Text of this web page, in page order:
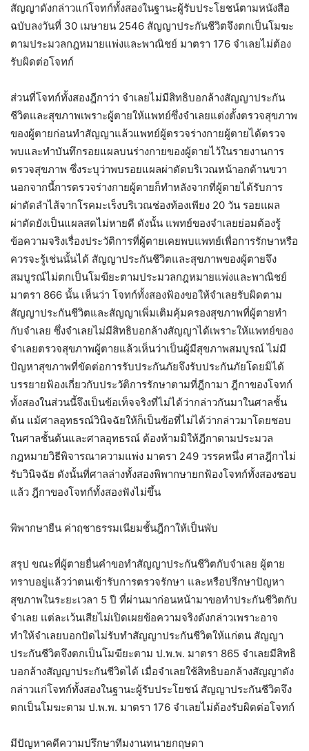
สัญญาดังกล่าวแก่โจทก์ทั้งสองในฐานะผู้รับประโยชน์ตามหนังสือ
ฉบับลงวันที่ 30 เมษายน 2546 สัญญาประกันชีวิตจึงตกเป็นโมฆะ
ตามประมวลกฎหมายแพ่งและพาณิชย์ มาตรา 176 จำเลยไม่ต้อง
รับผิดต่อโจทก์
ส่วนที่โจทก์ทั้งสองฎีกาว่า จำเลยไม่มีสิทธิบอกล้างสัญญาประกัน
ชีวิตและสุขภาพเพราะผู้ตายให้แพทย์ซึ่งจำเลยแต่งตั้งตรวจสุขภาพ
ของผู้ตายก่อนทำสัญญาแล้วแพทย์ผู้ตรวจร่างกายผู้ตายได้ตรวจ
พบและทำบันทึกรอยแผลบนร่างกายของผู้ตายไว้ในรายงานการ
ตรวจสุขภาพ ซึ่งระบุว่าพบรอยแผลผ่าตัดบริเวณหน้าอกด้านขวา
นอกจากนี้การตรวจร่างกายผู้ตายก็ทำหลังจากที่ผู้ตายได้รับการ
ผ่าตัดลำไส้จากโรคมะเร็งบริเวณช่องท้องเพียง 20 วัน รอยแผล
ผ่าตัดยังเป็นแผลสดไม่หายดี ดังนั้น แพทย์ของจำเลยย่อมต้องรู้
ข้อความจริงเรื่องประวัติการที่ผู้ตายเคยพบแพทย์เพื่อการรักษาหรือ
ควรจะรู้เช่นนั้นได้ สัญญาประกันชีวิตและสุขภาพของผู้ตายจึง
สมบูรณ์ไม่ตกเป็นโมฆียะตามประมวลกฎหมายแพ่งและพาณิชย์
มาตรา 866 นั้น เห็นว่า โจทก์ทั้งสองฟ้องขอให้จำเลยรับผิดตาม
สัญญาประกันชีวิตและสัญญาเพิ่มเติมคุ้มครองสุขภาพที่ผู้ตายทำ
กับจำเลย ซึ่งจำเลยไม่มีสิทธิบอกล้างสัญญาได้เพราะให้แพทย์ของ
จำเลยตรวจสุขภาพผู้ตายแล้วเห็นว่าเป็นผู้มีสุขภาพสมบูรณ์ ไม่มี
ปัญหาสุขภาพที่ขัดต่อการรับประกันภัยจึงรับประกันภัยโดยมิได้
บรรยายฟ้องเกี่ยวกับประวัติการรักษาตามที่ฎีกามา ฎีกาของโจทก์
ทั้งสองในส่วนนี้จึงเป็นข้อเท็จจริงที่ไม่ได้ว่ากล่าวกันมาในศาลชั้น
ต้น แม้ศาลอุทธรณ์วินิจฉัยให้ก็เป็นข้อที่ไม่ได้ว่ากล่าวมาโดยชอบ
ในศาลชั้นต้นและศาลอุทธรณ์ ต้องห้ามมิให้ฎีกาตามประมวล
กฎหมายวิธีพิจารณาความแพ่ง มาตรา 249 วรรคหนึ่ง ศาลฎีกาไม่
รับวินิจฉัย ดังนั้นที่ศาลล่างทั้งสองพิพากษายกฟ้องโจทก์ทั้งสองชอบ
แล้ว ฎีกาของโจทก์ทั้งสองฟังไม่ขึ้น
พิพากษายืน ค่าฤชาธรรมเนียมชั้นฎีกาให้เป็นพับ
สรุป ขณะที่ผู้ตายยื่นคำขอทำสัญญาประกันชีวิตกับจำเลย ผู้ตาย
ทราบอยู่แล้วว่าตนเข้ารับการตรวจรักษา และหรือปรึกษาปัญหา
สุขภาพในระยะเวลา 5 ปี ที่ผ่านมาก่อนหน้ามาขอทำประกันชีวิตกับ
จำเลย แต่ละเว้นเสียไม่เปิดเผยข้อความจริงดังกล่าวเพราะอาจ
ทำให้จำเลยบอกปัดไม่รับทำสัญญาประกันชีวิตให้แก่ตน สัญญา
ประกันชีวิตจึงตกเป็นโมฆียะตาม ป.พ.พ. มาตรา 865 จำเลยมีสิทธิ
บอกล้างสัญญาประกันชีวิตได้ เมื่อจำเลยใช้สิทธิบอกล้างสัญญาดัง
กล่าวแก่โจทก์ทั้งสองในฐานะผู้รับประโยชน์ สัญญาประกันชีวิตจึง
ตกเป็นโมฆะตาม ป.พ.พ. มาตรา 176 จำเลยไม่ต้องรับผิดต่อโจทก์
มีปัญหาคดีความปรึกษาทีมงานทนายกฤษดา